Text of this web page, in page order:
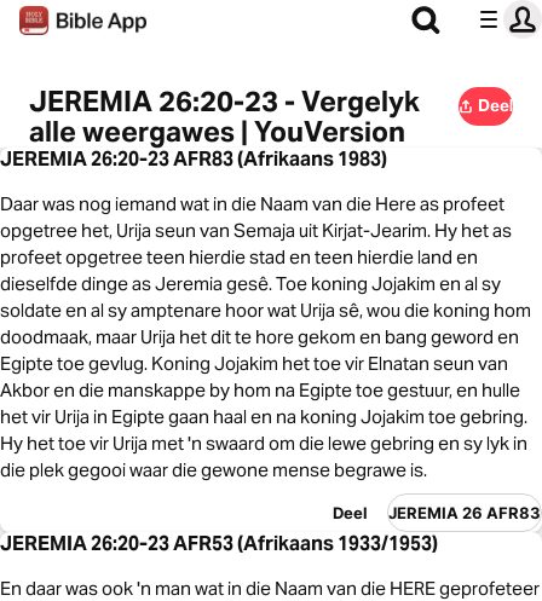
JEREMIA 26:20-23 - Vergelyk
alle weergawes | YouVersion
Deel
JEREMIA 26:20-23 AFR83 (Afrikaans 1983)
Daar was nog iemand wat in die Naam van die Here as profeet
opgetree het, Urija seun van Semaja uit Kirjat-Jearim. Hy het as
profeet opgetree teen hierdie stad en teen hierdie land en
dieselfde dinge as Jeremia gesê. Toe koning Jojakim en al sy
soldate en al sy amptenare hoor wat Urija sê, wou die koning hom
doodmaak, maar Urija het dit te hore gekom en bang geword en
Egipte toe gevlug. Koning Jojakim het toe vir Elnatan seun van
Akbor en die manskappe by hom na Egipte toe gestuur, en hulle
het vir Urija in Egipte gaan haal en na koning Jojakim toe gebring.
Hy het toe vir Urija met 'n swaard om die lewe gebring en sy lyk in
die plek gegooi waar die gewone mense begrawe is.
Deel JEREMIA 26 AFR83
JEREMIA 26:20-23 AFR53 (Afrikaans 1933/1953)
En daar was ook 'n man wat in die Naam van die HERE geprofeteer